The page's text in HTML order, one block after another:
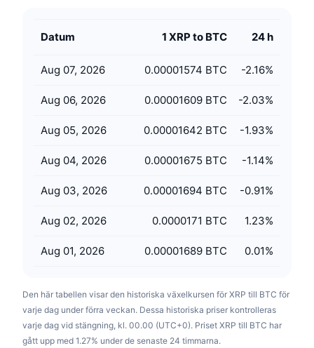
Lär dig och tjäna
Kalendrar
ICO-kalender
Datum 1 XRP to BTC 24 h
Aug 07, 2026 0.00001574 BTC -2.16%
Aug 06, 2026 0.00001609 BTC -2.03%
Aug 05, 2026 0.00001642 BTC -1.93%
Aug 04, 2026 0.00001675 BTC -1.14%
Aug 03, 2026 0.00001694 BTC -0.91%
Aug 02, 2026 0.0000171 BTC 1.23%
Aug 01, 2026 0.00001689 BTC 0.01%
Den här tabellen visar den historiska växelkursen för XRP till BTC för
varje dag under förra veckan. Dessa historiska priser kontrolleras
varje dag vid stängning, kl. 00.00 (UTC+0). Priset XRP till BTC har
gått upp med 1.27% under de senaste 24 timmarna.